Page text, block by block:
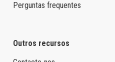
Perguntas frequentes
Outros recursos